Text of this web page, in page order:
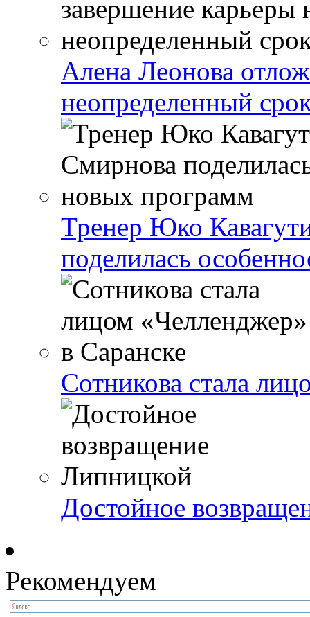
Алена Леонова
неопределенный
Тренер Юко
поделилась
Сотникова стала
Достойное
Рекомендуем